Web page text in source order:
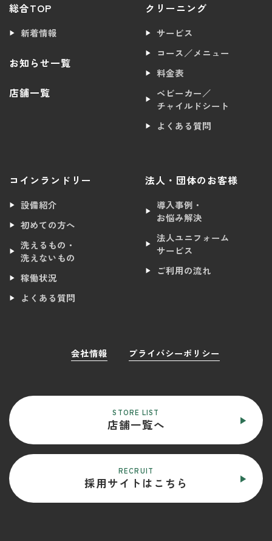
総合TOP
新着情報
お知らせ一覧
店舗一覧
クリーニング
サービス
コース／メニュー
料金表
ベビーカー／
チャイルドシート
よくある質問
コインランドリー
設備紹介
初めての方へ
洗えるもの・
洗えないもの
稼働状況
よくある質問
法人・団体のお客様
導入事例・
お悩み解決
法人ユニフォーム
サービス
ご利用の流れ
会社情報 プライバシーポリシー
STORE LIST
店舗一覧へ
RECRUIT
採用サイトはこちら